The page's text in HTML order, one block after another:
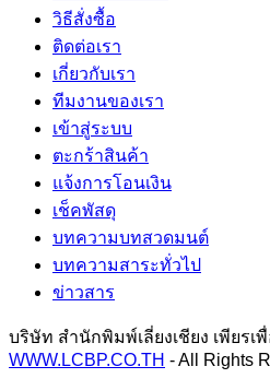
วิธีสั่งซื้อ
ติดต่อเรา
เกี่ยวกับเรา
ทีมงานของเรา
เข้าสู่ระบบ
ตะกร้าสินค้า
แจ้งการโอนเงิน
เช็คพัสดุ
บทความบทสวดมนต์
บทความสาระทั่วไป
ข่าวสาร
บริษัท สำนักพิมพ์เลี่ยงเชียง เพียร
WWW.LCBP.CO.TH - All Rights